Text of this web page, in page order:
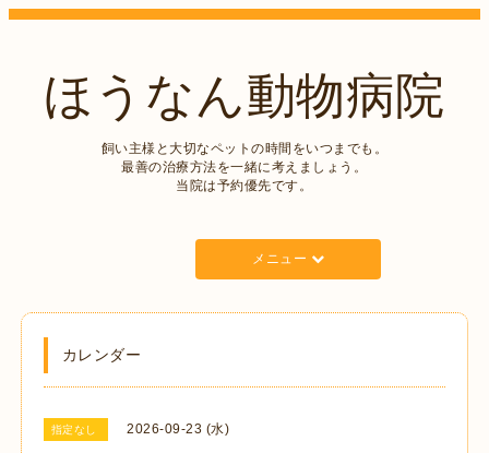
ほうなん動物病院
飼い主様と大切なペットの時間をいつまでも。
最善の治療方法を一緒に考えましょう。
当院は予約優先です。
メニュー
カレンダー
指定なし 2026-09-23 (水)